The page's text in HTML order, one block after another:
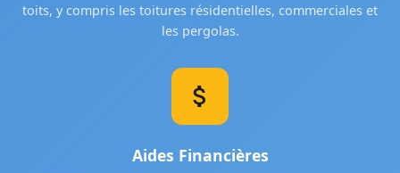
toits, y compris les toitures résidentielles, commerciales et
les pergolas.
Aides Financières